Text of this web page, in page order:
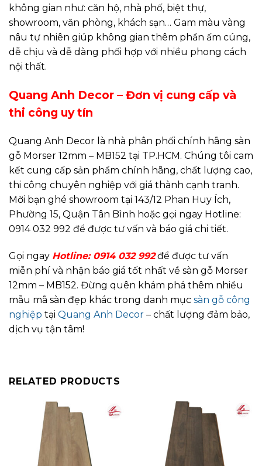
không gian như: căn hộ, nhà phố, biệt thự,
showroom, văn phòng, khách sạn… Gam màu vàng
nâu tự nhiên giúp không gian thêm phần ấm cúng,
dễ chịu và dễ dàng phối hợp với nhiều phong cách
nội thất.
Quang Anh Decor – Đơn vị cung cấp và
thi công uy tín
Quang Anh Decor là nhà phân phối chính hãng sàn
gỗ Morser 12mm – MB152 tại TP.HCM. Chúng tôi cam
kết cung cấp sản phẩm chính hãng, chất lượng cao,
thi công chuyên nghiệp với giá thành cạnh tranh.
Mời bạn ghé showroom tại 143/12 Phan Huy Ích,
Phường 15, Quận Tân Bình hoặc gọi ngay Hotline:
0914 032 992 để được tư vấn và báo giá chi tiết.
Gọi ngay Hotline: 0914 032 992để được tư vấn
miễn phí và nhận báo giá tốt nhất về sàn gỗ Morser
12mm – MB152. Đừng quên khám phá thêm nhiều
mẫu mã sàn đẹp khác trong danh mục sàn gỗ công
nghiệp tại Quang Anh Decor – chất lượng đảm bảo,
dịch vụ tận tâm!
RELATED PRODUCTS